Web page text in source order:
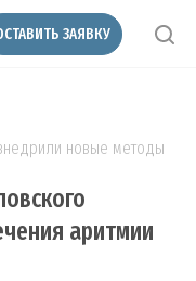
ЗАЯВКУ
новые методы
аритмии